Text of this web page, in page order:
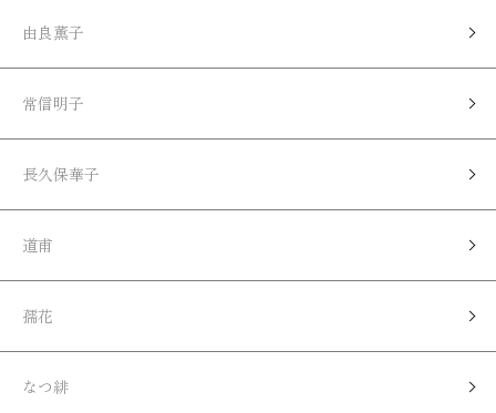
由良薫子
常信明子
長久保華子
道甫
孺花
なつ緋